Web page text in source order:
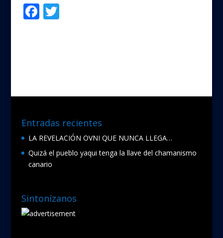
F
o
T
Entradas recientes
LA REVELACIÓN OVNI QUE NUNCA LLEGA…
Quizá el pueblo yaqui tenga la llave del chamanismo
canario
Sintonízanos